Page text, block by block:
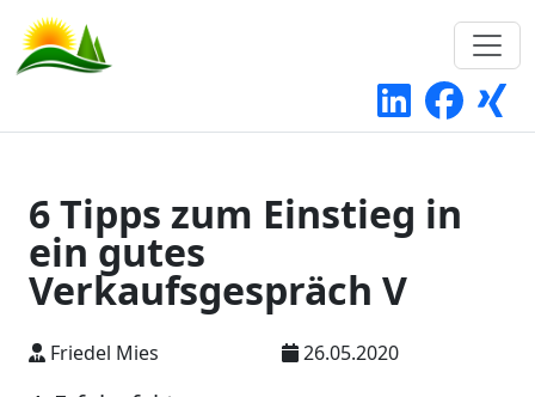
6 Tipps zum Einstieg in
ein gutes
Verkaufsgespräch V
Friedel Mies 26.05.2020